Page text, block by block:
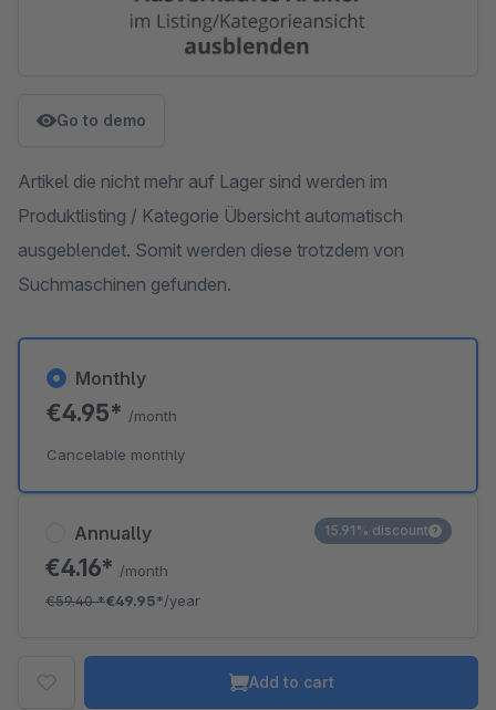
Go to demo
Artikel die nicht mehr auf Lager sind werden im
Produktlisting / Kategorie Übersicht automatisch
ausgeblendet. Somit werden diese trotzdem von
Suchmaschinen gefunden.
Annually
€4.16* /month
€59.40*€49.95*/year
15.91% discount
Monthly
€4.95* /month
Cancelable monthly
Add to cart